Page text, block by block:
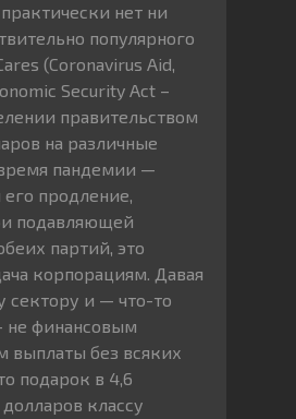
нет ни
популярного
(Coronavirus Aid,
Security Act –
правительством
на различные
пандемии —
продление,
подавляющей
партий, это
корпорациям. Давая
сектору и — что-то
не финансовым
выплаты без всяких
подарок в 4,6
классу